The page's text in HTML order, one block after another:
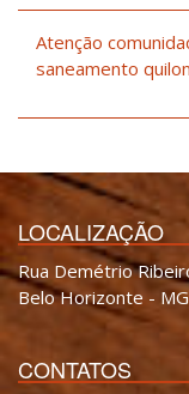
Atenção
saneamento
LOCALIZAÇÃO
Rua Demétrio
Belo Horizonte -
CONTATOS